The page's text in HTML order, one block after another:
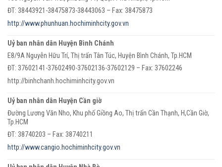
ĐT: 38443921-38475873-38443063 – Fax: 38475873
http://www.phunhuan.hochiminhcity.gov.vn
Uỷ ban nhân dân Huyện Bình Chánh
E8/9A Nguyễn Hữu Trí, Thị trấn Tân Túc, Huyện Bình Chánh, Tp.HCM
ĐT: 37602141-37602490-37602136-37602129 – Fax: 37602246
http://binhchanh.hochiminhcity.gov.vn
Uỷ ban nhân dân Huyện Cần giờ
Đường Lương Văn Nho, Khu phố Giồng Ao, Thị trấn Cần Thạnh, H,Cần Giờ,
Tp.HCM
ĐT: 38740203 – Fax: 38740211
http://www.cangio.hochiminhcity.gov.vn